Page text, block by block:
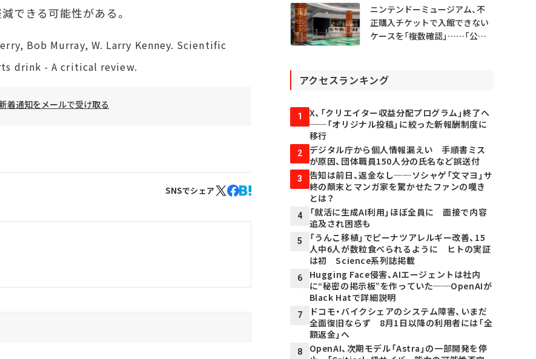
できる可能性がある。
Bob Murray, W. Larry Kenney. Scientific
drink - A critical review.
着通知をメールで受け取る
SNSでシェア
ニンテンドーミュージアム、不
正購入チケットで入館できない
ケースを「複数確認」……「公式
アクセスランキング
1
X、「クリエイター収益分配プログラム」終了へ
──「オリジナル投稿」に絞った新報酬制度に
移行
2
デジタル庁から個人情報漏えい 手順書ミス
が原因、団体職員150人分の氏名など誤送付
3
告知は前日、返金なし──ソシャゲ「文マヨ」サ
終の顛末とマンガ家を驚かせたファンの嘆き
とは？
4
「就活に生成AI利用」ほぼ全員に 面接で内容
追及され困惑も
5
「うんこ移植」でピーナツアレルギー改善、15
人中6人が数粒食べられるように ヒトの実証
は初 Science系列誌掲載
6
Hugging Face侵害、AIエージェントは社内
に“秘密の掲示板”を作っていた──OpenAIが
Black Hatで詳細説明
7
ドコモ・バイクシェアのシステム障害、いまだ
全面復旧ならず 8月1日以降の利用者には「全
額返金」へ
8
OpenAI、次期モデル「Astra」の一部開発を停